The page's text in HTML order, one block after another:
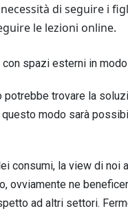
di seguire i
le lezioni online.
spazi esterni in
trovare la
modo sarà
consumi, la view di
ovviamente ne
ad altri settori.